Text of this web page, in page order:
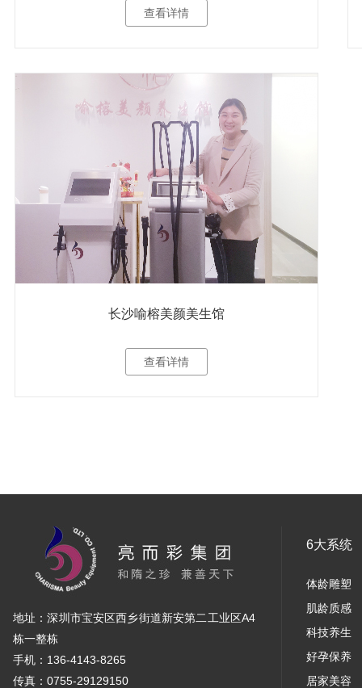
查看详情
长沙喻榕美颜美生馆
查看详情
地址：深圳市宝安区西乡街道新安第二工业区A4
栋一整栋
手机：136-4143-8265
传真：0755-29129150
6大系统
体龄雕塑
肌龄质感
科技养生
好孕保养
居家美容